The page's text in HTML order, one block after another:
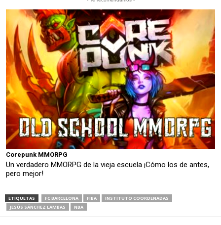
Corepunk MMORPG
Un verdadero MMORPG de la vieja escuela ¡Cómo los de antes,
pero mejor!
ETIQUETAS FC BARCELONA FIBA
INSTITUTO COORDENADAS
JESÚS SÁNCHEZ LAMBAS
NBA